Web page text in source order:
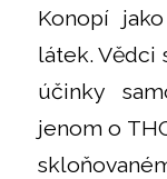
Konopí
látek. Vědci
účinky
jenom o